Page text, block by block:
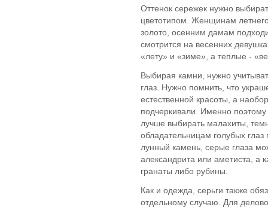
Оттенок сережек нужно
цветотипом. Женщинам
золото, осенним дамам
смотрится на весенних
«лету» и «зиме», а теплые -
Выбирая камни, нужно
глаз. Нужно помнить, что
естественной красоты, а
подчеркивали. Именно
лучше выбирать малахиты,
обладательницам голубых
лунный камень, серые глаза
александрита или аметиста, а
гранаты либо рубины.
Как и одежда, серьги также
отдельному случаю. Для